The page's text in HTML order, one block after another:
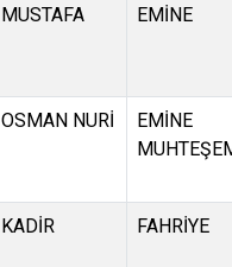
MUSTAFA EMİNE
OSMAN NURİ
EMİNE
KADİR FAHRİYE